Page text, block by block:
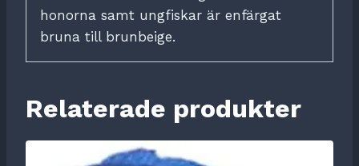
honorna samt ungfiskar är enfärgat
bruna till brunbeige.
Relaterade produkter